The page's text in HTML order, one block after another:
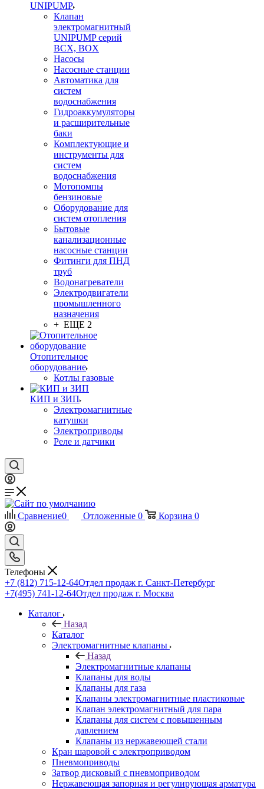
UNIPUMP
Клапан
электромагнитный
UNIPUMP серий
BCX, BOX
Насосы
Насосные станции
Автоматика для
систем
водоснабжения
Гидроаккумуляторы
и расширительные
баки
Комплектующие и
инструменты для
систем
водоснабжения
Мотопомпы
бензиновые
Оборудование для
систем отопления
Бытовые
канализационные
насосные станции
Фитинги для ПНД
труб
Водонагреватели
Электродвигатели
промышленного
назначения
+ ЕЩЕ 2
Отопительное
оборудование
Котлы газовые
КИП и ЗИП
Электромагнитные
катушки
Электроприводы
Реле и датчики
Сравнение0 Отложенные 0 Корзина 0
Телефоны
+7 (812) 715-12-64Отдел продаж г. Санкт-Петербург
+7(495) 741-12-64Отдел продаж г. Москва
Каталог
Назад
Каталог
Электромагнитные клапаны
Назад
Электромагнитные клапаны
Клапаны для воды
Клапаны для газа
Клапаны электромагнитные пластиковые
Клапан электромагнитный для пара
Клапаны для систем с повышенным
давлением
Клапаны из нержавеющей стали
Кран шаровой с электроприводом
Пневмоприводы
Затвор дисковый с пневмоприводом
Нержавеющая запорная и регулирующая арматура